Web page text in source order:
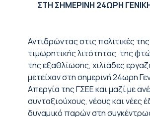
ΣΤΗ ΣΗΜΕΡΙΝΗ 24ΩΡΗ
Αντιδρώντας στις πολιτικές της
τιμωρητικής λιτότητας, της
της εξαθλίωσης, χιλιάδες
μετείχαν στη σημερινή 24ωρη
Απεργία της ΓΣΕΕ και μαζί με
συνταξιούχους, νέους και νέες
δυναμικό παρών στη